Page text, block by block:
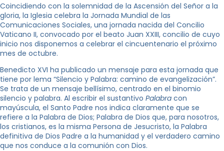
Coincidiendo con la solemnidad de la Ascensión del Señor a la
gloria, la Iglesia celebra la Jornada Mundial de las
Comunicaciones Sociales, una jornada nacida del Concilio
Vaticano II, convocado por el beato Juan XXIII, concilio de cuyo
inicio nos disponemos a celebrar el cincuentenario el próximo
mes de octubre.
Benedicto XVI ha publicado un mensaje para esta jornada que
tiene por lema “Silencio y Palabra: camino de evangelización”.
Se trata de un mensaje bellísimo, centrado en el binomio
silencio y palabra. Al escribir el sustantivo Palabra con
mayúscula, el Santo Padre nos indica claramente que se
refiere a la Palabra de Dios; Palabra de Dios que, para nosotros,
los cristianos, es la misma Persona de Jesucristo, la Palabra
definitiva de Dios Padre a la humanidad y el verdadero camino
que nos conduce a la comunión con Dios.